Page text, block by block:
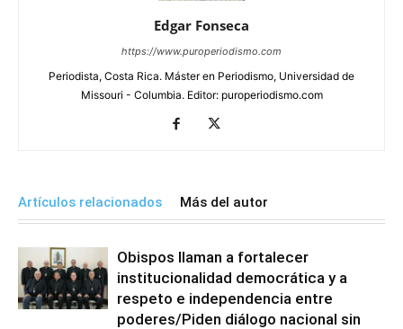
Edgar Fonseca
https://www.puroperiodismo.com
Periodista, Costa Rica. Máster en Periodismo, Universidad de
Missouri - Columbia. Editor: puroperiodismo.com
Artículos relacionados Más del autor
Obispos llaman a fortalecer
institucionalidad democrática y a
respeto e independencia entre
poderes/Piden diálogo nacional sin